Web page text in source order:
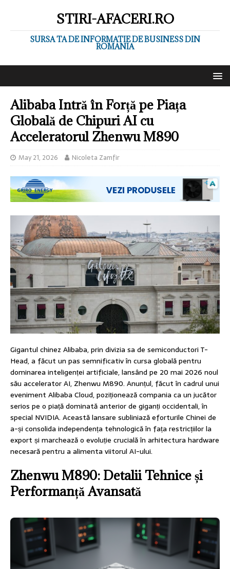
STIRI-AFACERI.RO
SURSA TA DE INFORMATIE DE BUSINESS DIN
ROMANIA
Alibaba Intră în Forță pe Piața
Globală de Chipuri AI cu
Acceleratorul Zhenwu M890
May 21, 2026 Nicoleta Zamfir
Gigantul chinez Alibaba, prin divizia sa de semiconductori T-
Head, a făcut un pas semnificativ în cursa globală pentru
dominarea inteligenței artificiale, lansând pe 20 mai 2026 noul
său accelerator AI, Zhenwu M890. Anunțul, făcut în cadrul unui
eveniment Alibaba Cloud, poziționează compania ca un jucător
serios pe o piață dominată anterior de giganți occidentali, în
special NVIDIA. Această lansare subliniază eforturile Chinei de
a-și consolida independența tehnologică în fața restricțiilor la
export și marchează o evoluție crucială în arhitectura hardware
necesară pentru a alimenta viitorul AI-ului.
Zhenwu M890: Detalii Tehnice și
Performanță Avansată